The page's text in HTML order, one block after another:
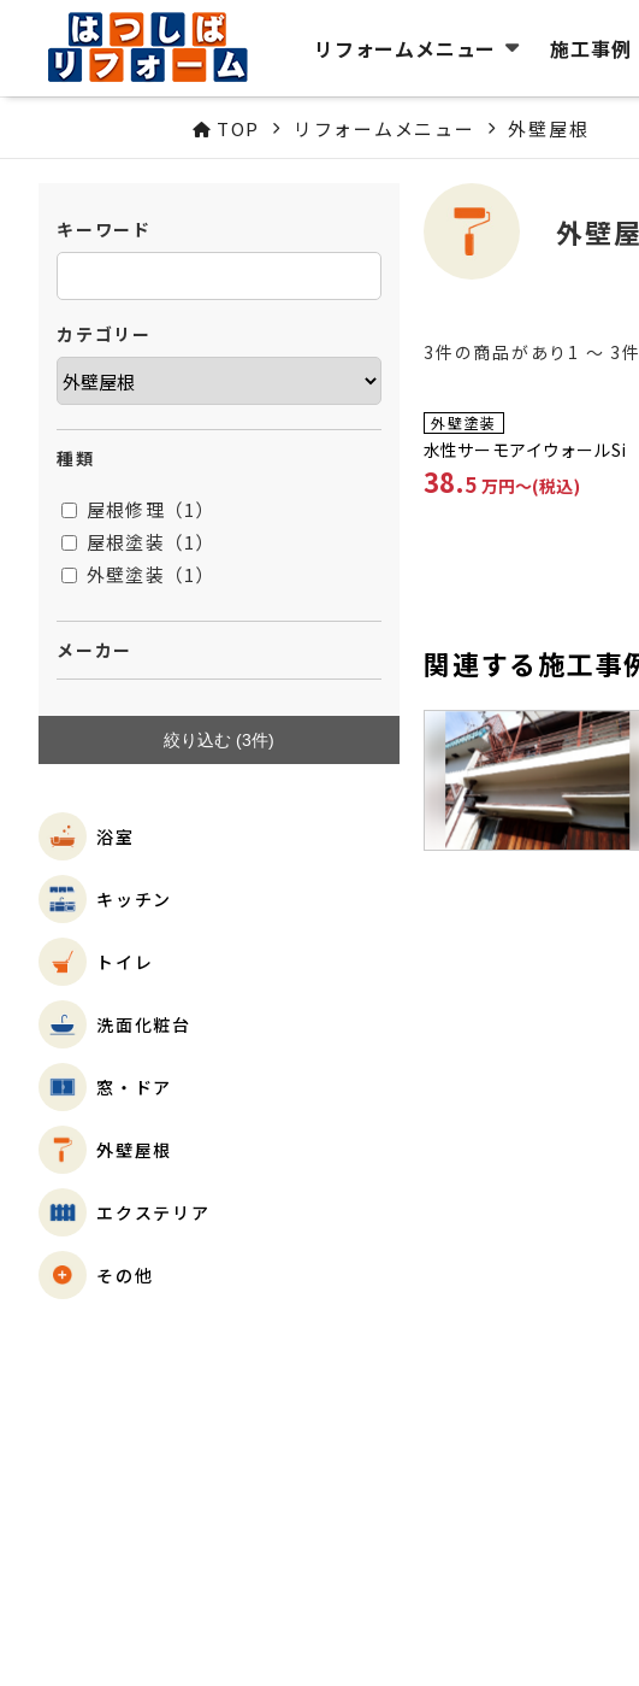
リフォームメニュー 施工事例
TOP リフォームメニュー 外壁屋根
外壁
3件の商品があり1 ～ 3
工事費コミコミ
外壁塗装
水性サーモアイウォールSi
38.5 万円〜(税込)
関連する施工事
庇の雨漏り解消
キーワード
カテゴリー
種類
屋根修理（1）
屋根塗装（1）
外壁塗装（1）
メーカー
絞り込む (3件)
浴室
キッチン
トイレ
洗面化粧台
窓・ドア
外壁屋根
エクステリア
その他